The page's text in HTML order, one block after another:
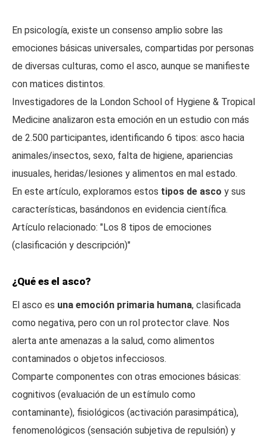
En psicología, existe un consenso amplio sobre las
emociones básicas universales, compartidas por personas
de diversas culturas, como el asco, aunque se manifieste
con matices distintos.
Investigadores de la London School of Hygiene & Tropical
Medicine analizaron esta emoción en un estudio con más
de 2.500 participantes, identificando 6 tipos: asco hacia
animales/insectos, sexo, falta de higiene, apariencias
inusuales, heridas/lesiones y alimentos en mal estado.
En este artículo, exploramos estos tipos de asco y sus
características, basándonos en evidencia científica.
Artículo relacionado: "Los 8 tipos de emociones
(clasificación y descripción)"
¿Qué es el asco?
El asco es una emoción primaria humana, clasificada
como negativa, pero con un rol protector clave. Nos
alerta ante amenazas a la salud, como alimentos
contaminados o objetos infecciosos.
Comparte componentes con otras emociones básicas:
cognitivos (evaluación de un estímulo como
contaminante), fisiológicos (activación parasimpática),
fenomenológicos (sensación subjetiva de repulsión) y